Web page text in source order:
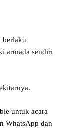
berlaku
armada sendiri
untuk acara
WhatsApp dan